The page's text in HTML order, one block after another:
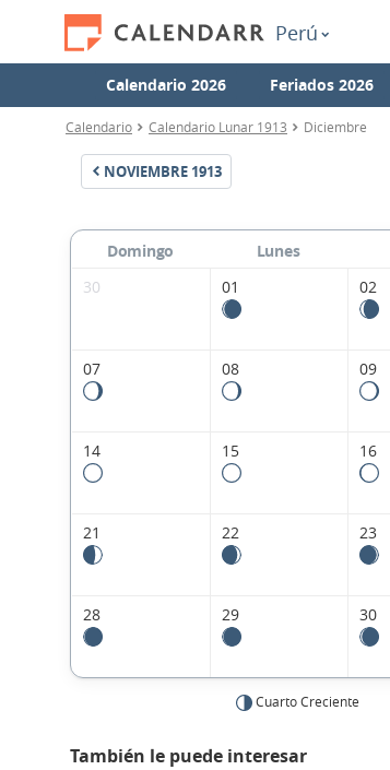
Perú
Calendario 2026 Feriados 2026
Calendario Calendario Lunar 1913 Diciembre
NOVIEMBRE 1913
Domingo Lunes
30
01 02
07 08 09
14
15 16
21
22 23
28
29 30
Cuarto Creciente
También le puede interesar